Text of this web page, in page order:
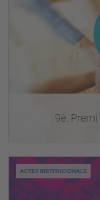
9è.
ACTES INSTITUCIONALS